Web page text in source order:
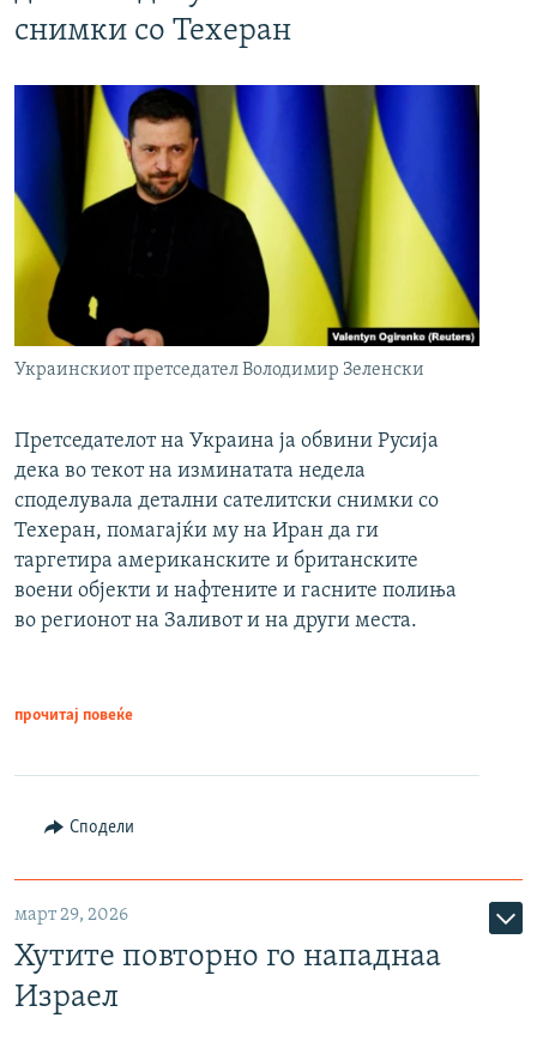
снимки со Техеран
Украинскиот претседател Володимир Зеленски
Претседателот на Украина ја обвини Русија
дека во текот на изминатата недела
споделувала детални сателитски снимки со
Техеран, помагајќи му на Иран да ги
таргетира американските и британските
воени објекти и нафтените и гасните полиња
во регионот на Заливот и на други места.
прочитај повеќе
Сподели
март 29, 2026
Хутите повторно го нападнаа
Израел